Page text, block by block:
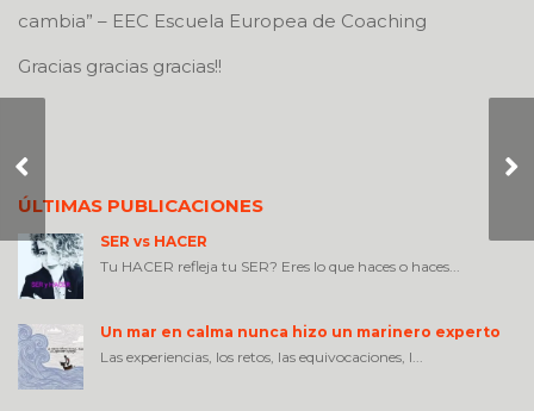
cambia” – EEC Escuela Europea de Coaching
Gracias gracias gracias!!
ÚLTIMAS PUBLICACIONES
SER vs HACER
Tu HACER refleja tu SER? Eres lo que haces o haces...
Un mar en calma nunca hizo un marinero experto
Las experiencias, los retos, las equivocaciones, l...